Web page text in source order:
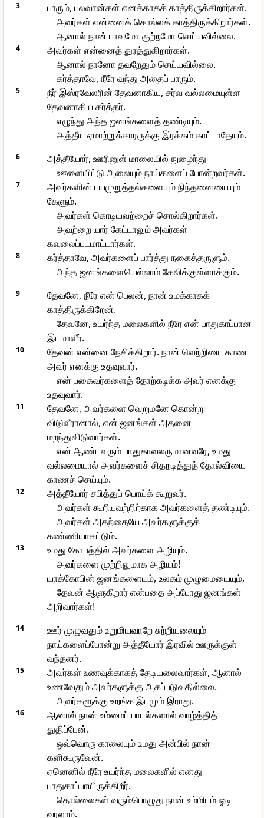
3
பாரும், பலவான்கள் எனக்காகக் காத்திருக்கிறார்கள்.
அவர்கள் என்னைக் கொல்லக் காத்திருக்கிறார்கள்.
ஆனால் நான் பாவமோ குற்றமோ செய்யவில்லை.
4
அவர்கள் என்னைத் துரத்துகிறார்கள்.
ஆனால் நானோ தவறேதும் செய்யவில்லை.
கர்த்தாவே, நீரே வந்து அதைப் பாரும்.
5
நீர் இஸ்ரவேலரின் தேவனாகிய, சர்வ வல்லமையுள்ள
தேவனாகிய கர்த்தர்.
எழுந்து அந்த ஜனங்களைத் தண்டியும்.
அத்தீய ஏமாற்றுக்காரருக்கு இரக்கம் காட்டாதேயும்.
6
அத்தீயோர், ஊரினுள் மாலையில் நுழைந்து
ஊளையிட்டு அலையும் நாய்களைப் போன்றவர்கள்.
7
அவர்களின் பயமுறுத்தல்களையும் நிந்தனையையும்
கேளும்.
அவர்கள் கொடியவற்றைச் சொல்கிறார்கள்.
அவற்றை யார் கேட்டாலும் அவர்கள்
கவலைப்படமாட்டார்கள்.
8
கர்த்தாவே, அவர்களைப் பார்த்து நகைத்தருளும்.
அந்த ஜனங்களையெல்லாம் கேலிக்குள்ளாக்கும்.
9
தேவனே, நீரே என் பெலன், நான் உமக்காகக்
காத்திருக்கிறேன்.
தேவனே, உயர்ந்த மலைகளில் நீரே என் பாதுகாப்பான
இடமாவீர்.
10
தேவன் என்னை நேசிக்கிறார். நான் வெற்றியை காண
அவர் எனக்கு உதவுவார்.
என் பகைவர்களைத் தோற்கடிக்க அவர் எனக்கு
உதவுவார்.
11
தேவனே, அவர்களை வெறுமனே கொன்று
விடுவீரானால், என் ஜனங்கள் அதனை
மறந்துவிடுவார்கள்.
என் ஆண்டவரும் பாதுகாவலருமானவரே, உமது
வல்லமையால் அவர்களைச் சிதறடித்துத் தோல்வியை
காணச் செய்யும்.
12
அத்தீயோர் சபித்துப் பொய்க் கூறுவர்.
அவர்கள் கூறியவற்றிற்காக அவர்களைத் தண்டியும்.
அவர்கள் அகந்தையே அவர்களுக்குக்
கண்ணியாகட்டும்.
13
உமது கோபத்தில் அவர்களை அழியும்.
அவர்களை முற்றிலுமாக அழியும்!
யாக்கோபின் ஜனங்களையும், உலகம் முழுமையையும்,
தேவன் ஆளுகிறார் என்பதை அப்போது ஜனங்கள்
அறிவார்கள்!
14
ஊர் முழுவதும் உறுமியவாறே சுற்றியலையும்
நாய்களைப்போன்று அத்தீயோர் இரவில் ஊருக்குள்
வந்தனர்.
15
அவர்கள் உணவுக்காகத் தேடியலைவார்கள், ஆனால்
உணவேதும் அவர்களுக்கு அகப்படுவதில்லை.
அவர்களுக்கு உறங்க இடமும் இராது.
16
ஆனால் நான் உம்மைப் பாடல்களால் வாழ்த்தித்
துதிப்பேன்.
ஒவ்வொரு காலையும் உமது அன்பில் நான்
களிகூருவேன்.
ஏனெனில் நீரே உயர்ந்த மலைகளில் எனது
பாதுகாப்பாயிருக்கிறீர்.
தொல்லைகள் வரும்பொழுது நான் உம்மிடம் ஓடி
வரலாம்.